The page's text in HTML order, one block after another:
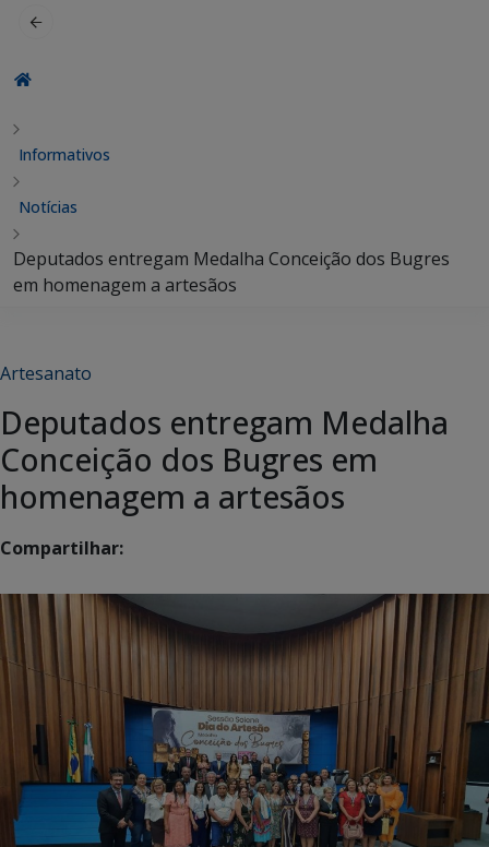
Informativos
Notícias
Deputados entregam Medalha Conceição dos Bugres
em homenagem a artesãos
Artesanato
Deputados entregam Medalha
Conceição dos Bugres em
homenagem a artesãos
Compartilhar: